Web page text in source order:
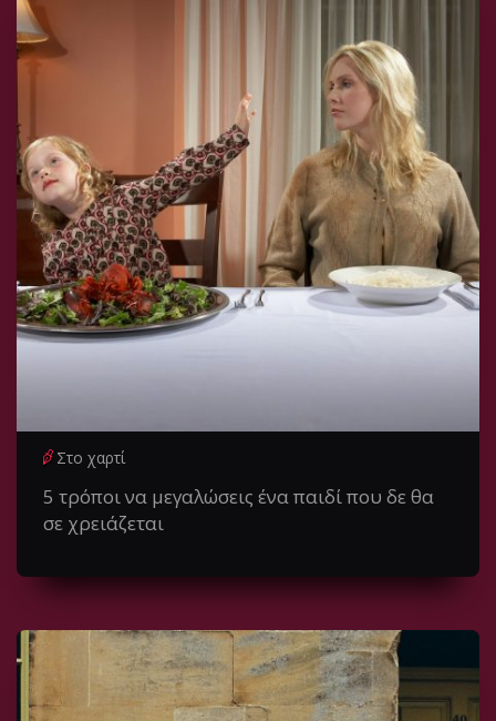
Στο χαρτί
5 τρόποι να μεγαλώσεις ένα παιδί που δε θα
σε χρειάζεται